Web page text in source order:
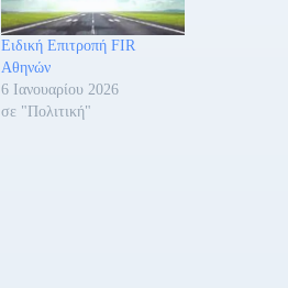
Ειδική Επιτροπή FIR
Αθηνών
6 Ιανουαρίου 2026
σε "Πολιτική"